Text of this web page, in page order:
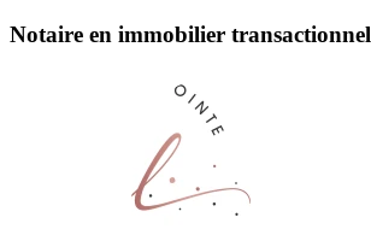
Notaire en immobilier transactionnel